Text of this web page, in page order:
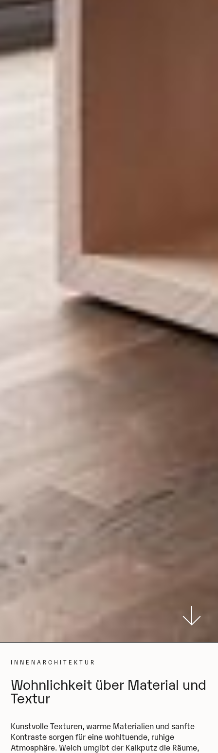
INNENARCHITEKTUR
Wohnlichkeit über Material und
Textur
Kunstvolle Texturen, warme Materialien und sanfte
Kontraste sorgen für eine wohltuende, ruhige
Atmosphäre. Weich umgibt der Kalkputz die Räume,